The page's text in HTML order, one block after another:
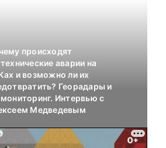
происходят
аварии на
и возможно ли их
Георадары и
Интервью с
Медведевым